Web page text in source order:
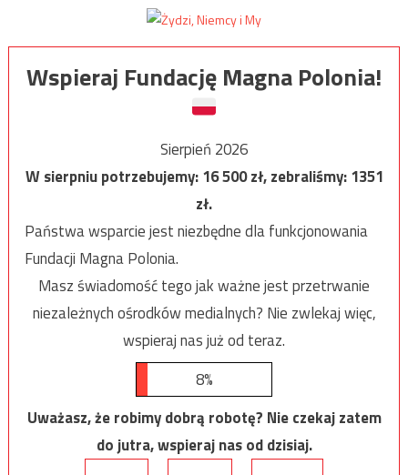
Wspieraj Fundację Magna Polonia!
Sierpień 2026
W sierpniu potrzebujemy:16 500zł, zebraliśmy:1351
zł.
Państwa wsparcie jest niezbędne dla funkcjonowania
Fundacji Magna Polonia.
Masz świadomość tego jak ważne jest przetrwanie
niezależnych ośrodków medialnych? Nie zwlekaj więc,
wspieraj nas już od teraz.
8%
Uważasz, że robimy dobrą robotę? Nie czekaj zatem
do jutra, wspieraj nas od dzisiaj.